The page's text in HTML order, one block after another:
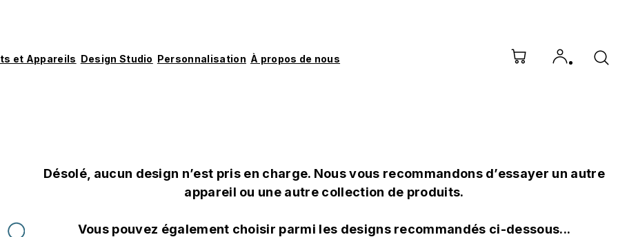
et Appareils Design Studio Personnalisation À propos de nous
Désolé, aucun design n’est pris en charge. Nous vous recommandons d’essayer un autre
appareil ou une autre collection de produits.
Vous pouvez également choisir parmi les designs recommandés ci-dessous...